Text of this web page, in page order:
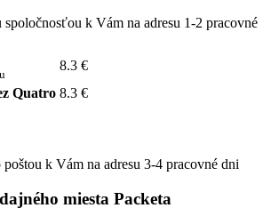
k Vám na adresu 1-2 pracovné
8.3 €
Quatro 8.3 €
k Vám na adresu 3-4 pracovné dni
miesta Packeta